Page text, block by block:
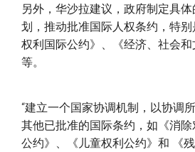
另外，华沙拉建议，政府制定具
划，推动批准国际人权条约，特
权利国际公约》、《经济、社会和
等。
“建立一个国家协调机制，以协调
其他已批准的国际条约，如《消
公约》、《儿童权利公约》和 《